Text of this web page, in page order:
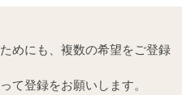
めにも、複数の希望をご登録
て登録をお願いします。